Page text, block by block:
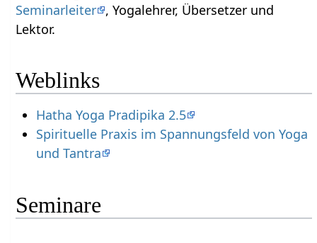
Seminarleiter , Yogalehrer, Übersetzer und
Lektor.
Weblinks
Hatha Yoga Pradipika 2.5
Spirituelle Praxis im Spannungsfeld von Yoga
und Tantra
Seminare